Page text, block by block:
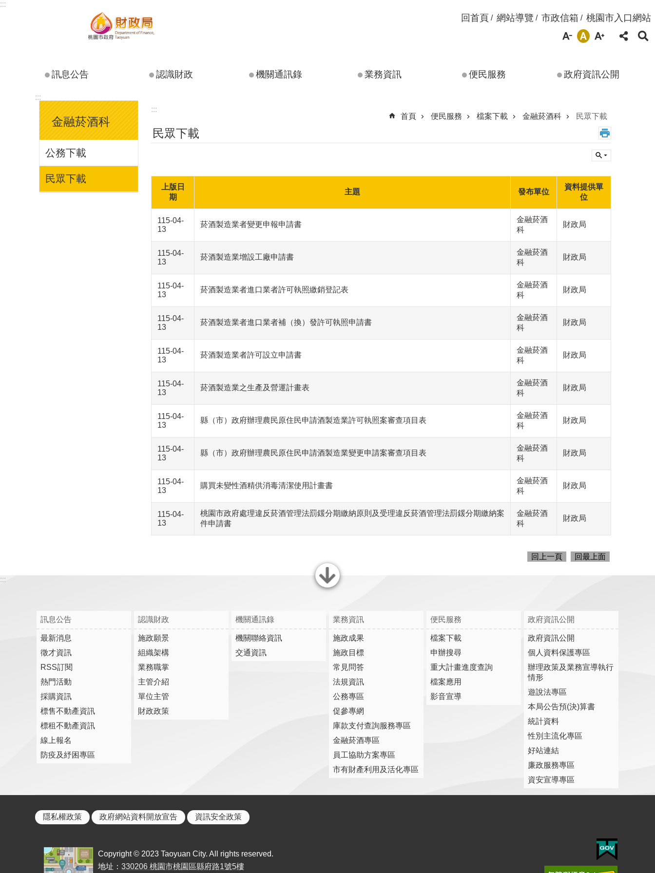
跳到主要內容區塊
:::
回首頁 網站導覽 市政信箱 桃園市入口網站
訊息公告 認識財政 機關通訊錄 業務資訊 便民服務 政府資訊公開
:::
金融菸酒科
公務下載
民眾下載
:::
首頁
便民服務 檔案下載 金融菸酒科 民眾下載
民眾下載
上版日
期
主題 發布單位
資料提供單
位
115-04-
13
菸酒製造業者變更申報申請書
金融菸酒
科
財政局
115-04-
13
菸酒製造業增設工廠申請書
金融菸酒
科
財政局
115-04-
13
菸酒製造業者進口業者許可執照繳銷登記表
金融菸酒
科
財政局
115-04-
13
菸酒製造業者進口業者補（換）發許可執照申請書
金融菸酒
科
財政局
115-04-
13
菸酒製造業者許可設立申請書
金融菸酒
科
財政局
115-04-
13
菸酒製造業之生產及營運計畫表
金融菸酒
科
財政局
115-04-
13
縣（市）政府辦理農民原住民申請酒製造業許可執照案審查項目表
金融菸酒
科
財政局
115-04-
13
縣（市）政府辦理農民原住民申請酒製造業變更申請案審查項目表
金融菸酒
科
財政局
115-04-
13
購買未變性酒精供消毒清潔使用計畫書
金融菸酒
科
財政局
115-04-
13
桃園市政府處理違反菸酒管理法罰鍰分期繳納原則及受理違反菸酒管理法罰鍰分期繳納案
件申請書
金融菸酒
科
財政局
回上一頁 回最上面
關閉
:::
訊息公告
最新消息
徵才資訊
RSS訂閱
熱門活動
採購資訊
標售不動產資訊
標租不動產資訊
線上報名
防疫及紓困專區
認識財政
施政願景
組織架構
業務職掌
主管介紹
單位主管
財政政策
機關通訊錄
機關聯絡資訊
交通資訊
業務資訊
施政成果
施政目標
常見問答
法規資訊
公務專區
促參專網
庫款支付查詢服務專區
金融菸酒專區
員工協助方案專區
市有財產利用及活化專區
便民服務
檔案下載
申辦搜尋
重大計畫進度查詢
檔案應用
影音宣導
政府資訊公開
政府資訊公開
個人資料保護專區
辦理政策及業務宣導執行
情形
遊說法專區
本局公告預(決)算書
統計資料
性別主流化專區
好站連結
廉政服務專區
資安宣導專區
隱私權政策 政府網站資料開放宣告 資訊安全政策
Copyright © 2023 Taoyuan City. All rights reserved.
地址： 330206 桃園市桃園區縣府路1號5樓